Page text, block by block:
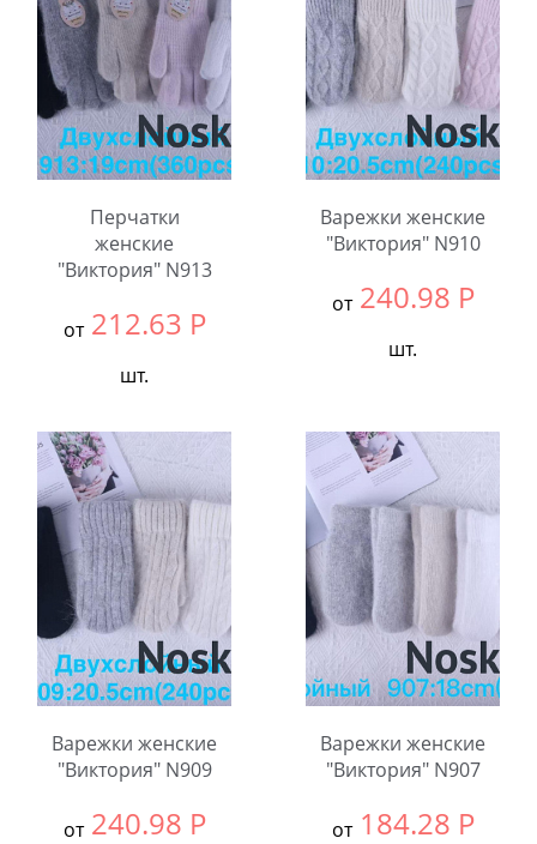
Количество:
Перчатки
женские
"Виктория" N913
от 212.63 Р
шт.
В упаковке:
шт.
Количество:
Варежки женские
"Виктория" N910
от 240.98 Р
шт.
В упаковке:
12
Количество:
Варежки женские
"Виктория" N909
от 240.98 Р
Варежки женские
"Виктория" N907
от 184.28 Р